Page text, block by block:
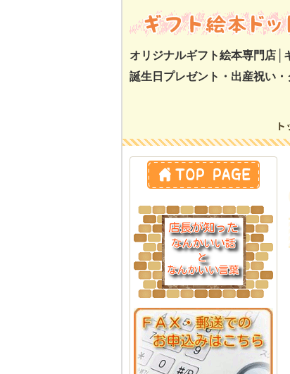
オリジナルギフト絵本専門店│
誕生日プレゼント・出産祝い